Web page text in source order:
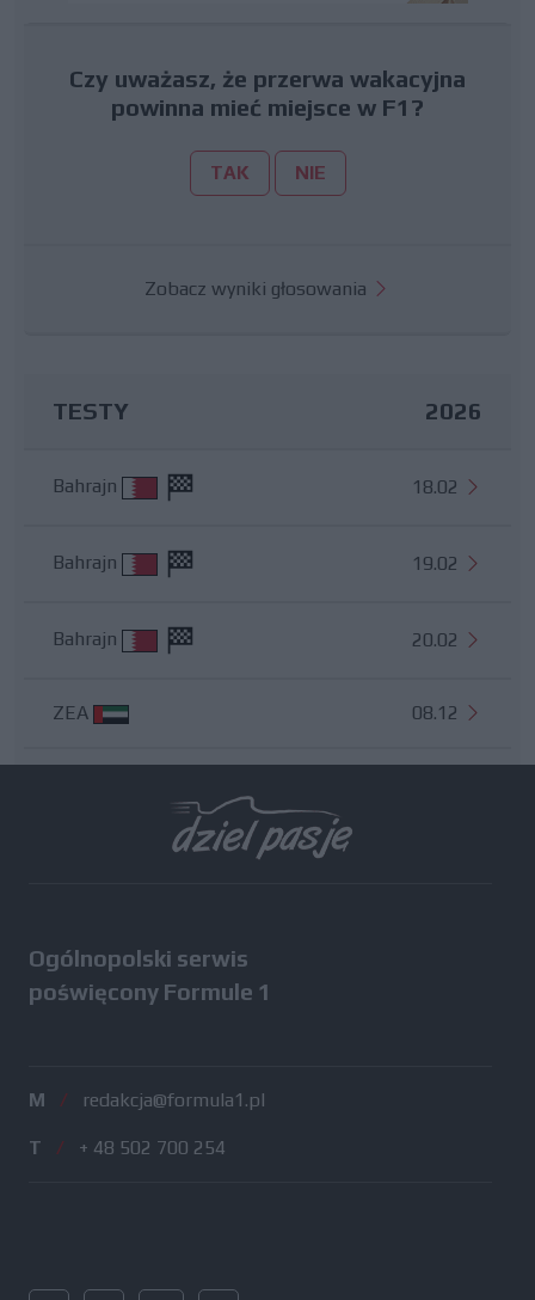
Czy uważasz, że przerwa wakacyjna
powinna mieć miejsce w F1?
TAK NIE
Zobacz wyniki głosowania
TESTY 2026
Bahrajn 18.02
Bahrajn 19.02
Bahrajn 20.02
ZEA 08.12
Ogólnopolski serwis
poświęcony Formule 1
M / redakcja@formula1.pl
T / + 48 502 700 254